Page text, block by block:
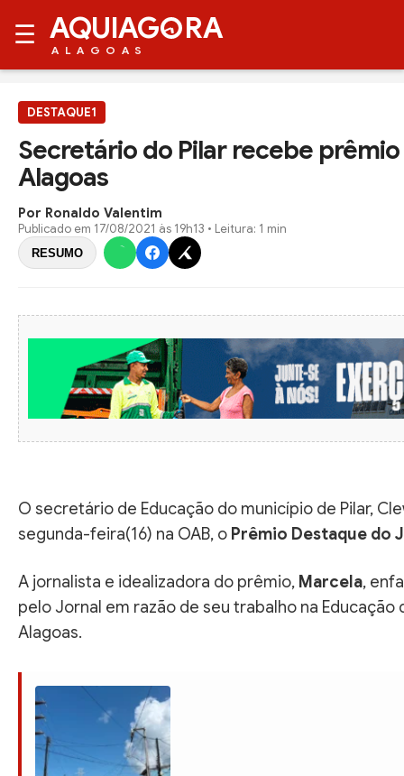
☰ AQUIAG RA
ALAGOAS
DESTAQUE1
Secretário do Pilar recebe
Alagoas
Por Ronaldo Valentim
Publicado em 17/08/2021 às 19h13 • Leitura: 1 min
RESUMO
O secretário de Educação do município de Pilar,
segunda-feira(16) na OAB, o Prêmio Destaque do
A jornalista e idealizadora do prêmio, Marcela,
pelo Jornal em razão de seu trabalho na
Alagoas.